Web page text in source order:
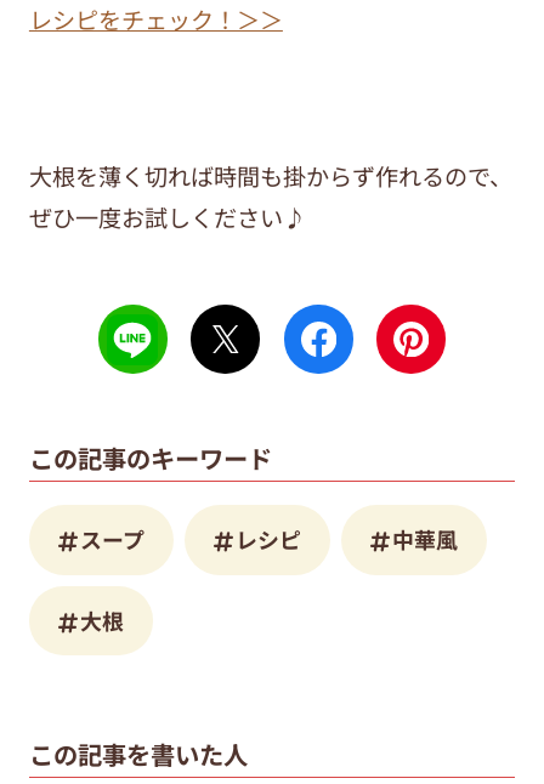
レシピをチェック！＞＞
大根を薄く切れば時間も掛からず作れるので、
ぜひ一度お試しください♪
この記事のキーワード
スープ レシピ 中華風
大根
この記事を書いた人